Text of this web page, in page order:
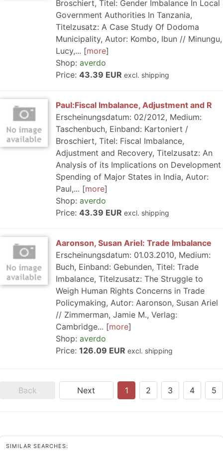
Broschiert, Titel: Gender Imbalance In Local
Government Authorities In Tanzania,
Titelzusatz: A Case Study Of Dodoma
Municipality, Autor: Kombo, Ibun // Minungu,
Lucy,...
more
Shop: averdo
Price: 43.39 EUR excl. shipping
Paul:Fiscal Imbalance, Adjustment and R
Erscheinungsdatum: 02/2012, Medium:
Taschenbuch, Einband: Kartoniert /
Broschiert, Titel: Fiscal Imbalance,
Adjustment and Recovery, Titelzusatz: An
Analysis of its Implications on Development
Spending of Major States in India, Autor:
Paul,...
more
Shop: averdo
Price: 43.39 EUR excl. shipping
Aaronson, Susan Ariel: Trade Imbalance
Erscheinungsdatum: 01.03.2010, Medium:
Buch, Einband: Gebunden, Titel: Trade
Imbalance, Titelzusatz: The Struggle to
Weigh Human Rights Concerns in Trade
Policymaking, Autor: Aaronson, Susan Ariel
// Zimmerman, Jamie M., Verlag:
Cambridge...
more
Shop: averdo
Price: 126.09 EUR excl. shipping
Back Next 1 2 3 4 5
SIMILAR SEARCHES: